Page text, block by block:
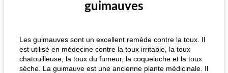
guimauves
Les guimauves sont un excellent remède contre la toux. Il
est utilisé en médecine contre la toux irritable, la toux
chatouilleuse, la toux du fumeur, la coqueluche et la toux
sèche. La guimauve est une ancienne plante médicinale. Il